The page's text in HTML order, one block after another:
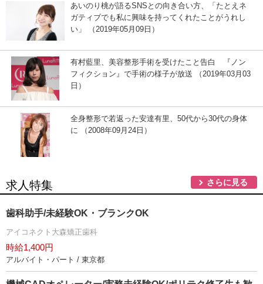
あいのり桃が語るSNSとの向き合い方、「たとえネ
ガティブでも私に興味を持ってくれたことがうれし
い」 （2019年05月09日）
有村藍里、美容整形手術を受けたこと告白 『ノン
フィクション』で手術の様子が放送 （2019年03月03
日）
全身整形で若返った安達有里、50代から30代の身体
に （2008年09月24日）
求人特集 さらに見る
歯科助手/未経験OK・ブランクOK
アイコネクト大森矯正歯科
時給1,400円
アルバイト・パート / 東京都